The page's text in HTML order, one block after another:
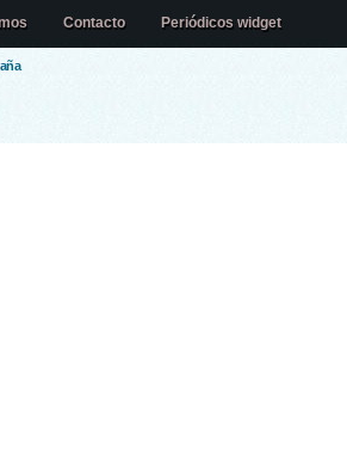
Contacto Periódicos widget